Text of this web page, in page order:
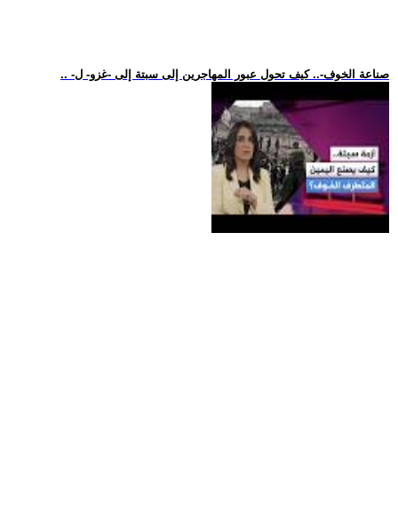
.. -صناعة الخوف-.. كيف تحول عبور المهاجرين إلى سبتة إلى -غزو- ل